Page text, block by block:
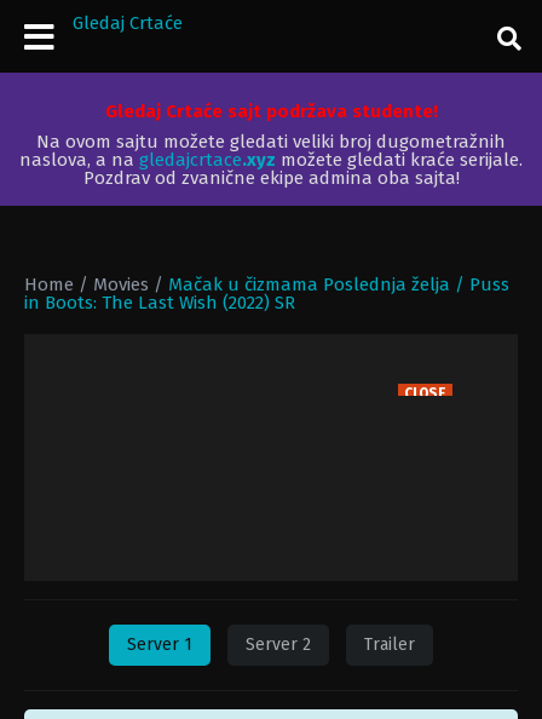
Gledaj Crtaće
Gledaj Crtaće sajt podržava studente!
Na ovom sajtu možete gledati veliki broj dugometražnih
naslova, a na gledajcrtace.xyz možete gledati kraće serijale.
Pozdrav od zvanične ekipe admina oba sajta!
Home / Movies / Mačak u čizmama Poslednja želja / Puss
in Boots: The Last Wish (2022) SR
CLOSE
Server 1 Server 2 Trailer